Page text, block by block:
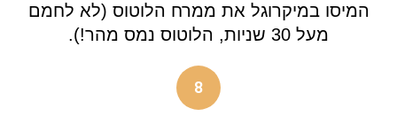
המיסו במיקרוגל את ממרח הלוטוס (לא לחמם
מעל 30 שניות, הלוטוס נמס מהר!).
8